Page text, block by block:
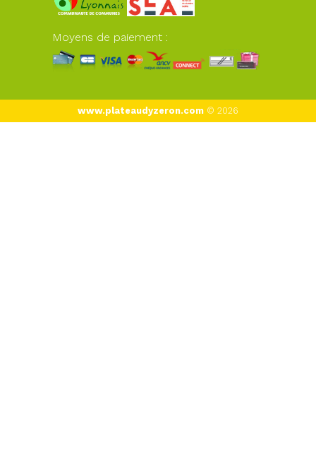
Moyens de paiement :
www.plateaudyzeron.com © 2026